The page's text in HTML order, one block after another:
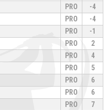
PRO
-4
PRO
-4
PRO
-1
PRO
2
PRO
4
PRO
5
PRO
6
PRO
6
PRO
7